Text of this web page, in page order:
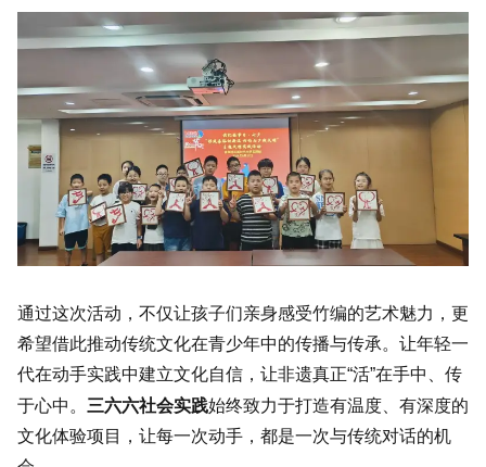
通过这次活动，不仅让孩子们亲身感受竹编的艺术魅力，更
希望借此推动传统文化在青少年中的传播与传承。让年轻一
代在动手实践中建立文化自信，让非遗真正“活”在手中、传
于心中。 三六六社会实践始终致力于打造有温度、有深度的
文化体验项目，让每一次动手，都是一次与传统对话的机